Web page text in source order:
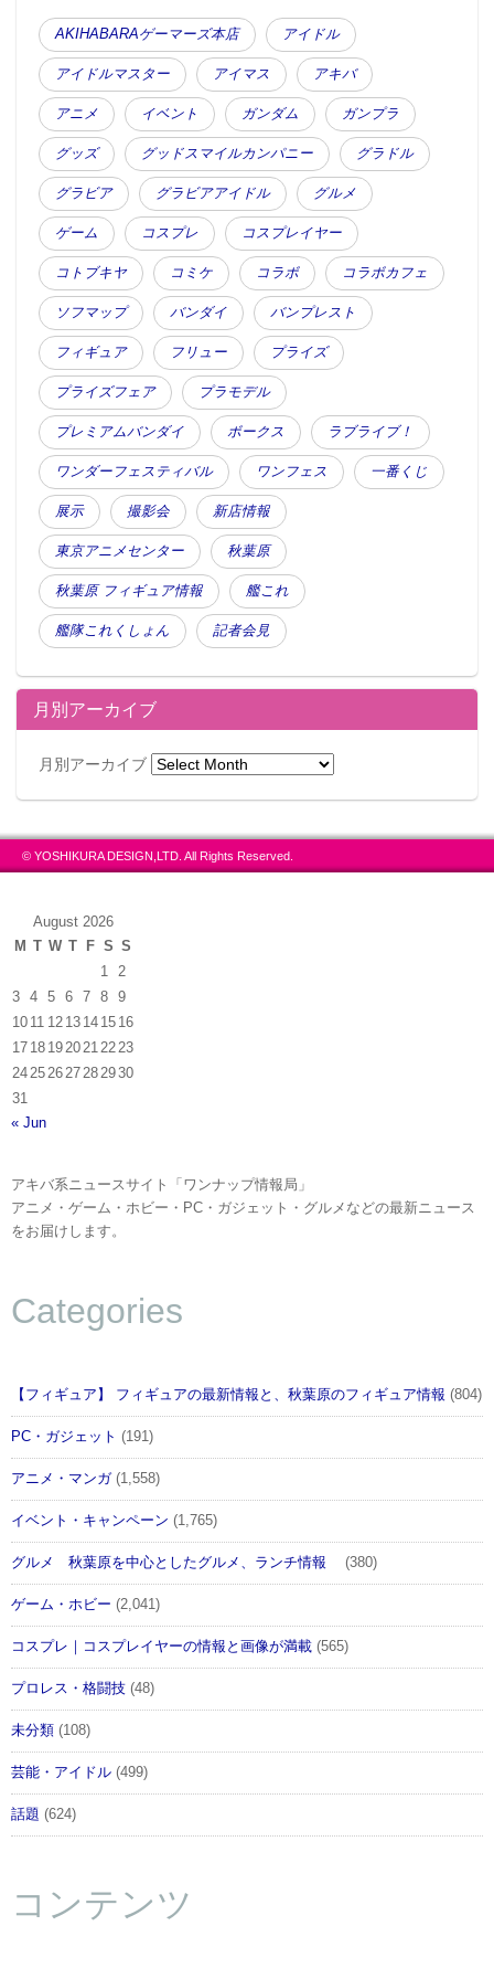
AKIHABARAゲーマーズ本店 アイドル
アイドルマスター アイマス アキバ
アニメ イベント ガンダム ガンプラ
グッズ グッドスマイルカンパニー グラドル
グラビア グラビアアイドル グルメ
ゲーム コスプレ コスプレイヤー
コトブキヤ コミケ コラボ コラボカフェ
ソフマップ バンダイ バンプレスト
フィギュア フリュー プライズ
プライズフェア プラモデル
プレミアムバンダイ ボークス ラブライブ！
ワンダーフェスティバル ワンフェス 一番くじ
展示 撮影会 新店情報
東京アニメセンター 秋葉原
秋葉原 フィギュア情報 艦これ
艦隊これくしょん 記者会見
月別アーカイブ
月別アーカイブ
© YOSHIKURA DESIGN,LTD. All Rights Reserved.
August 2026
M T W T F S S
1
2
3
4 5 6 7 8
9
10 11 12 13 14 15 16
17 18 19 20 21 22 23
24 25 26 27 28 2930
31
« Jun
アキバ系ニュースサイト「ワンナップ情報局」
アニメ・ゲーム・ホビー・PC・ガジェット・グルメなどの最新ニュース
をお届けします。
Categories
【フィギュア】 フィギュアの最新情報と、秋葉原のフィギュア情報 (804)
PC・ガジェット (191)
アニメ・マンガ(1,558)
イベント・キャンペーン (1,765)
グルメ 秋葉原を中心としたグルメ、ランチ情報 (380)
ゲーム・ホビー (2,041)
コスプレ｜コスプレイヤーの情報と画像が満載 (565)
プロレス・格闘技 (48)
未分類 (108)
芸能・アイドル (499)
話題 (624)
コンテンツ